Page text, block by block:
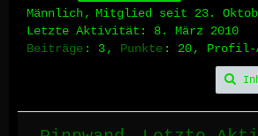
Männlich
Mitglied seit 23.
Letzte Aktivität: 8. März 2010
Beiträge
3 Punkte 20 Profil-